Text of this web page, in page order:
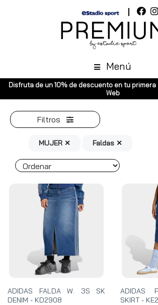
Menú
Disfruta de un 10% de descuento en tu
Web
Filtros
MUJER ✕ Faldas ✕
ADIDAS FALDA W. 3S SK
DENIM - KD2908
ADIDAS
SKIRT -